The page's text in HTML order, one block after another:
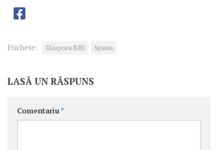
Etichete: Diaspora BRU Spania
LASĂ UN RĂSPUNS
Comentariu *